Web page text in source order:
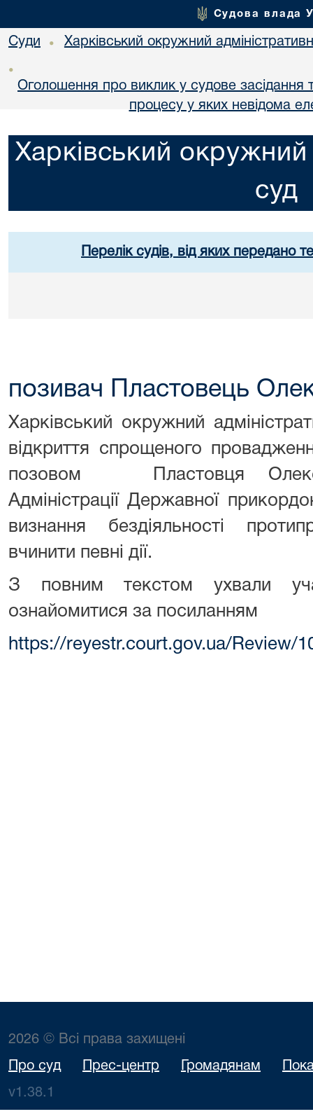
Судова влада
Суди • Харківський окружний
•
Оголошення про виклик у судове засідання
процесу у яких невідома
Харківський окружний
суд
Перелік судів, від яких передано
позивач Пластовець
Харківський окружний
відкриття спрощеного
позовом Пластовця
Адміністрації Державної
визнання бездіяльності
вчинити певні дії.
З повним текстом ухвали
ознайомитися за посиланням
https://reyestr.court.gov.ua/Review/
2026 © Всі права захищені
Про суд Прес-центр Громадянам
v1.38.1